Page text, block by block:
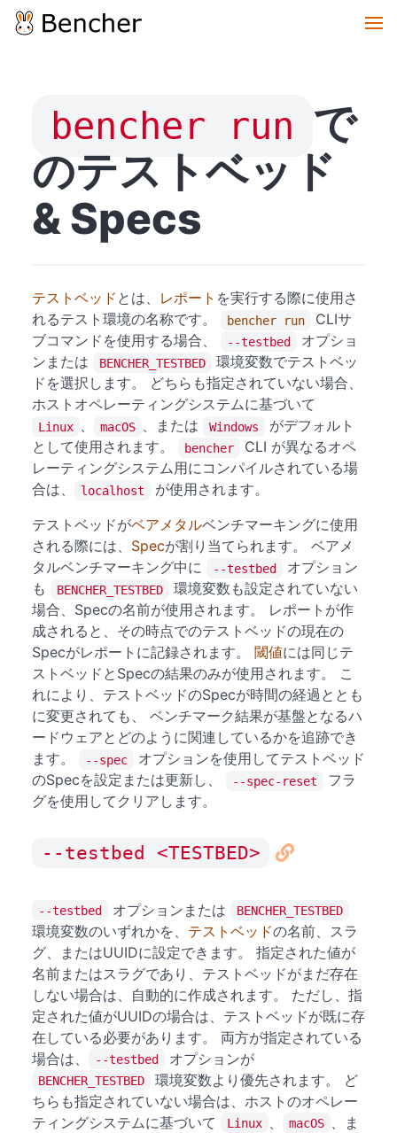
bencher run で
のテストベッド
& Specs
テストベッド とは、 レポート を実行する際に使用さ
れるテスト環境の名称です。
bencher run
CLIサ
ブコマンドを使用する場合、
--testbed
オプショ
ンまたは
BENCHER_TESTBED
環境変数でテストベッ
ドを選択します。 どちらも指定されていない場合、
ホストオペレーティングシステムに基づいて
Linux 、 macOS 、または Windows
がデフォルト
として使用されます。
bencher
CLI が異なるオペ
レーティングシステム用にコンパイルされている場
合は、
localhost
が使用されます。
テストベッドがベアメタルベンチマーキングに使用
される際には、 Specが割り当てられます。 ベアメ
タルベンチマーキング中に
--testbed
オプション
も
BENCHER_TESTBED
環境変数も設定されていない
場合、Specの名前が使用されます。 レポートが作
成されると、その時点でのテストベッドの現在の
Specがレポートに記録されます。 閾値には同じテ
ストベッドとSpecの結果のみが使用されます。 こ
れにより、テストベッドのSpecが時間の経過ととも
に変更されても、 ベンチマーク結果が基盤となるハ
ードウェアとどのように関連しているかを追跡でき
ます。
--spec
オプションを使用してテストベッド
のSpecを設定または更新し、
--spec-reset
フラ
グを使用してクリアします。
--testbed <TESTBED>
--testbed オプションまたは BENCHER_TESTBED
環境変数のいずれかを、 テストベッドの名前、スラ
グ、またはUUIDに設定できます。 指定された値が
名前またはスラグであり、テストベッドがまだ存在
しない場合は、自動的に作成されます。 ただし、指
定された値がUUIDの場合は、テストベッドが既に存
在している必要があります。 両方が指定されている
場合は、
--testbed オプションが
BENCHER_TESTBED
環境変数より優先されます。 ど
ちらも指定されていない場合は、ホストのオペレー
ティングシステムに基づいて
Linux macOS
、ま